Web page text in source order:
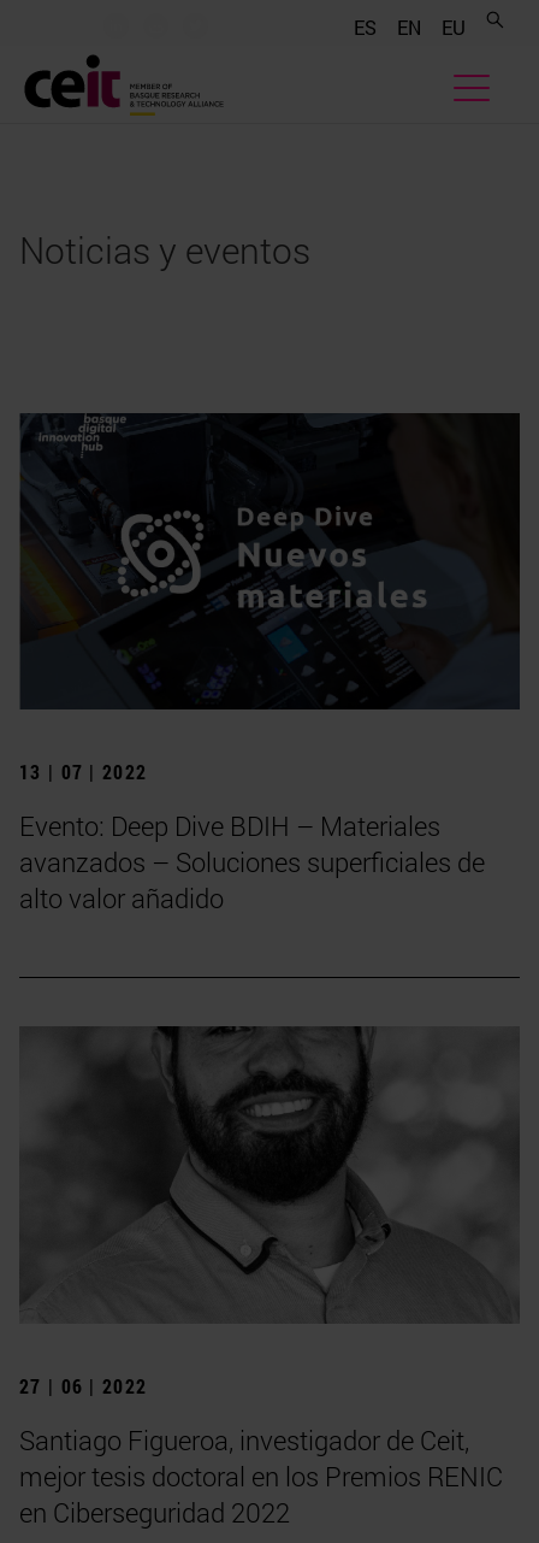
ES EN EU
Noticias y eventos
13 | 07 | 2022
Evento: Deep Dive BDIH – Materiales
avanzados – Soluciones superficiales de
alto valor añadido
27 | 06 | 2022
Santiago Figueroa, investigador de Ceit,
mejor tesis doctoral en los Premios RENIC
en Ciberseguridad 2022